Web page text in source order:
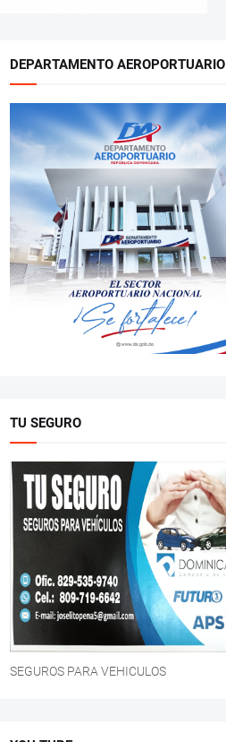
DEPARTAMENTO AEROPORTUARIO
TU SEGURO
SEGUROS PARA VEHICULOS